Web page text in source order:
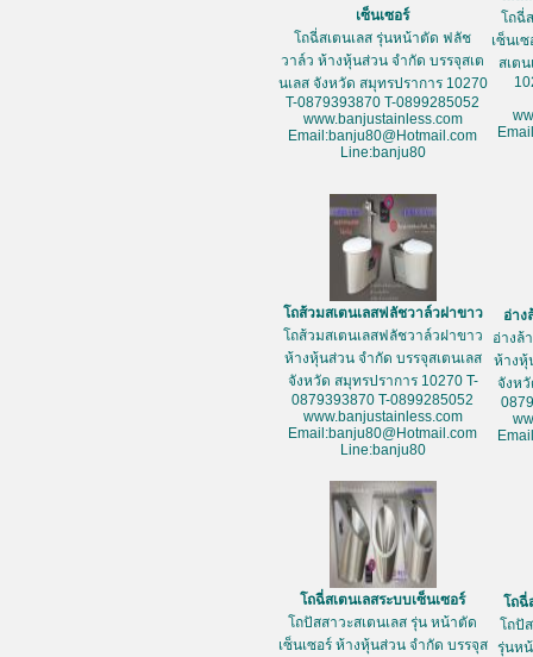
เซ็นเซอร์
โถฉี่สเตนเลส รุ่นหน้าตัด ฟลัช
วาล์ว ห้างหุ้นส่วน จำกัด บรรจุสเต
นเลส จังหวัด สมุทรปราการ 10270
T-0879393870 T-0899285052
www.banjustainless.com
Email:banju80@Hotmail.com
Line:banju80
โถฉี่
เซ็นเ
สเต
โถส้วมสเตนเลสฟลัชวาล์วฝาขาว
โถส้วมสเตนเลสฟลัชวาล์วฝาขาว
ห้างหุ้นส่วน จำกัด บรรจุสเตนเลส
จังหวัด สมุทรปราการ 10270 T-
0879393870 T-0899285052
www.banjustainless.com
Email:banju80@Hotmail.com
Line:banju80
อ่าง
อ่างล้
ห้างหุ้
จังห
โถฉี่สเตนเลสระบบเซ็นเซอร์
โถปัสสาวะสเตนเลส รุ่น หน้าตัด
เซ็นเซอร์ ห้างหุ้นส่วน จำกัด บรรจุส
โถฉี่
โถปั
รุ่นห